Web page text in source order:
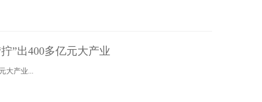
”出400多亿元大产业
大产业...